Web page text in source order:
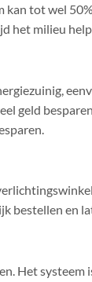
kan tot wel
het milieu
geld
bestellen en
Het systeem